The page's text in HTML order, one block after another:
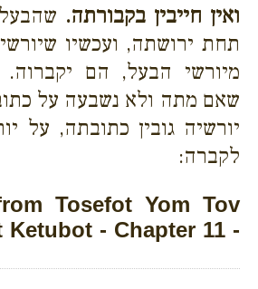
ואין חייבין בקבורתה.
תחת ירושתה, ועכשיו
מיורשי הבעל, הם יקברוה.
שאם מתה ולא נשבעה על
יורשיה גובין כתובתה, על
לקברה:
Tosefot Yom Tov
Ketubot - Chapter 11 -